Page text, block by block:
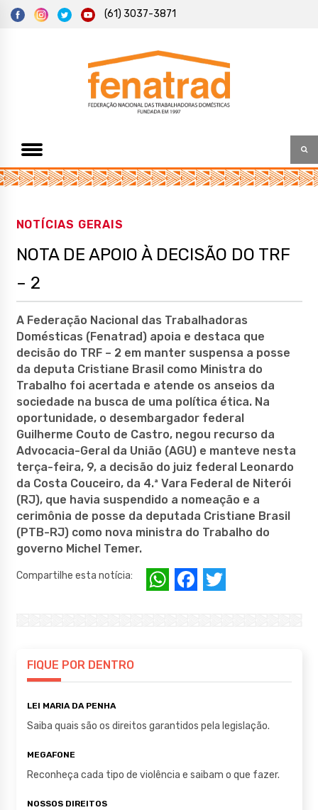
(61) 3037-3871
Fenatrad
Federação Nacional das Trabalhadoras Domésticas
NOTÍCIAS GERAIS
NOTA DE APOIO À DECISÃO DO TRF
– 2
A Federação Nacional das Trabalhadoras
Domésticas (Fenatrad) apoia e destaca que
decisão do TRF – 2 em manter suspensa a posse
da deputa Cristiane Brasil como Ministra do
Trabalho foi acertada e atende os anseios da
sociedade na busca de uma política ética. Na
oportunidade, o desembargador federal
Guilherme Couto de Castro, negou recurso da
Advocacia-Geral da União (AGU) e manteve nesta
terça-feira, 9, a decisão do juiz federal Leonardo
da Costa Couceiro, da 4.ª Vara Federal de Niterói
(RJ), que havia suspendido a nomeação e a
cerimônia de posse da deputada Cristiane Brasil
(PTB-RJ) como nova ministra do Trabalho do
governo Michel Temer.
Compartilhe esta notícia:
W
p
F
k
FIQUE POR DENTRO
LEI MARIA DA PENHA
Saiba quais são os direitos garantidos pela legislação.
MEGAFONE
Reconheça cada tipo de violência e saibam o que fazer.
NOSSOS DIREITOS